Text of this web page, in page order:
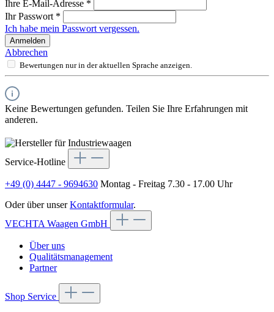
Ihre E-Mail-Adresse *
Ihr Passwort *
Ich habe mein Passwort vergessen.
Anmelden
Abbrechen
Bewertungen nur in der aktuellen Sprache anzeigen.
Keine Bewertungen gefunden. Teilen Sie Ihre Erfahrungen mit
anderen.
Service-Hotline
+49 (0) 4447 - 9694630 Montag - Freitag 7.30 - 17.00 Uhr
Oder über unserKontaktformular.
VECHTA Waagen GmbH
Über uns
Qualitätsmanagement
Partner
Shop Service